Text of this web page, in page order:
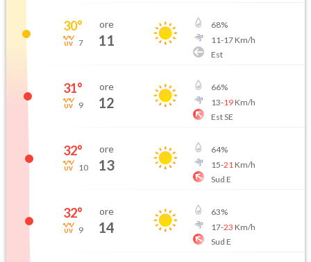
30°
7
ore
11
68%
11-17Km/h
Est
31°
9
ore
12
66%
13-19Km/h
Est SE
32°
10
ore
13
64%
15-21 Km/h
Sud E
32°
9
ore
14
63%
17-23 Km/h
Sud E